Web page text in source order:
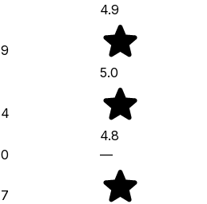
4.9
9
5.0
4
4.8
0 —
7